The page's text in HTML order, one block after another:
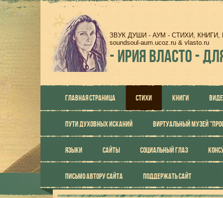
ЗВУК ДУШИ - АУМ - СТИХИ,
soundsoul-aum.ucoz.ru & vlasto.ru
-ИРИЯ ВЛАСТО -
ГЛАВНАЯ СТРАНИЦА СТИХИ КНИГИ
ПУТИ ДУХОВНЫХ ИСКАНИЙ ВИРТУАЛЬНЫЙ МУЗЕЙ
ЯЗЫКИ САЙТЫ СОЦИАЛЬНЫЙ ГЛАЗ
ПИСЬМО АВТОРУ САЙТА ПОДДЕРЖАТЬ САЙТ